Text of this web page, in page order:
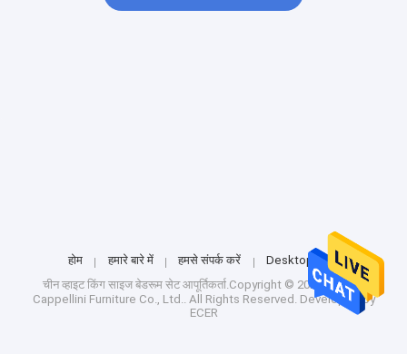
होम हमारे बारे में हमसे संपर्क करें
Desktop Site
चीन व्हाइट किंग साइज बेडरूम सेटआपूर्तिकर्ता.Copyright © 2024 Foshan
Cappellini Furniture Co., Ltd.. All Rights Reserved. Developed by
ECER